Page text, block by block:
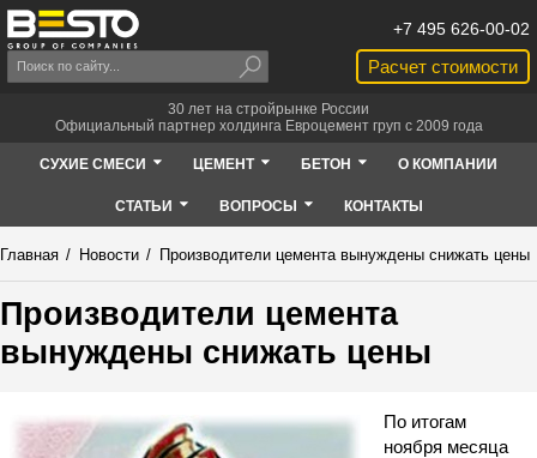
Расчет стоимости
+7 495 626-00-02
30 лет на стройрынке России
Официальный партнер холдинга Евроцемент груп с 2009 года
СУХИЕ СМЕСИ ЦЕМЕНТ БЕТОН О КОМПАНИИ
СТАТЬИ ВОПРОСЫ КОНТАКТЫ
Главная / Новости / Производители цемента вынуждены снижать цены
Производители цемента
вынуждены снижать цены
По итогам
ноября месяца